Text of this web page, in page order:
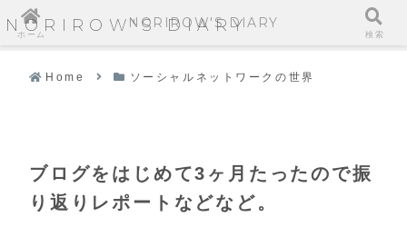
NORIROW'S DIARY
Home ソーシャルネットワークの世界
ブログをはじめて3ヶ月たったので振
り返りレポートなどなど。
ホーム
NORIROW'S DIARY
検索